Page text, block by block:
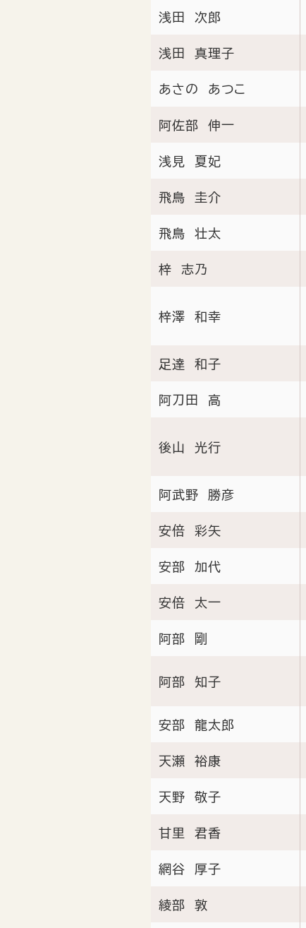
浅田 次郎
浅田 真理子
あさの あつこ
阿佐部 伸一
浅見 夏妃
飛鳥 圭介
飛鳥 壮太
梓 志乃
梓澤 和幸
足達 和子
阿刀田 高
後山 光行
阿武野 勝彦
安倍 彩矢
安部 加代
安倍 太一
阿部 剛
阿部 知子
安部 龍太郎
天瀬 裕康
天野 敬子
甘里 君香
網谷 厚子
綾部 敦